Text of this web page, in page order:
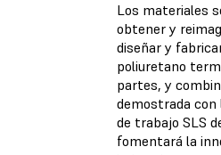
Los materiales
obtener y
diseñar y
poliuretano
partes, y
demostrada con
de trabajo SLS
fomentará la